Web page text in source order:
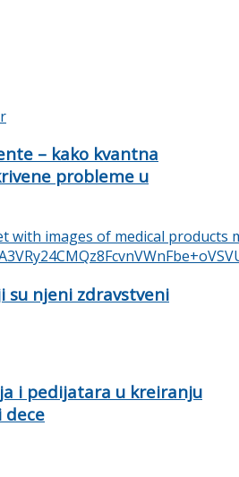
– kako kvantna
probleme u
su njeni zdravstveni
i pedijatara u kreiranju
dece